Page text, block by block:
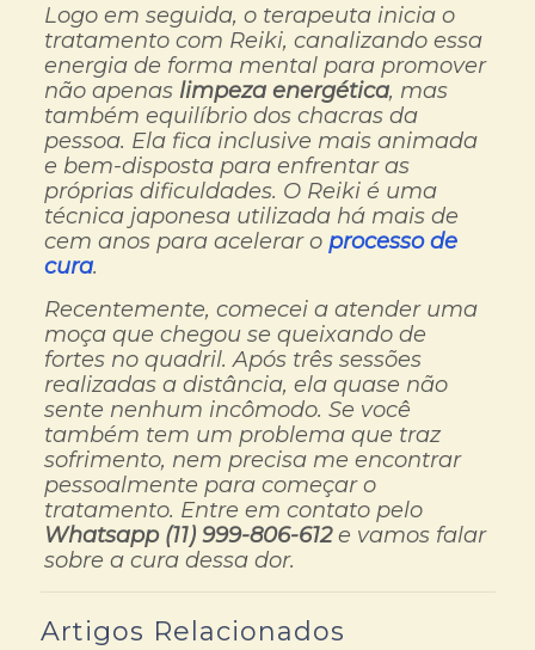
Logo em seguida, o terapeuta inicia o
tratamento com Reiki, canalizando essa
energia de forma mental para promover
não apenas limpeza energética, mas
também equilíbrio dos chacras da
pessoa. Ela fica inclusive mais animada
e bem-disposta para enfrentar as
próprias dificuldades. O Reiki é uma
técnica japonesa utilizada há mais de
cem anos para acelerar oprocesso de
cura.
Recentemente, comecei a atender uma
moça que chegou se queixando de
fortes no quadril. Após três sessões
realizadas a distância, ela quase não
sente nenhum incômodo. Se você
também tem um problema que traz
sofrimento, nem precisa me encontrar
pessoalmente para começar o
tratamento. Entre em contato pelo
Whatsapp (11) 999-806-612e vamos falar
sobre a cura dessa dor.
Artigos Relacionados